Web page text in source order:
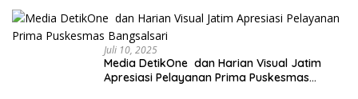
Juli 10, 2025
Media DetikOne dan Harian Visual Jatim
Apresiasi Pelayanan Prima Puskesmas